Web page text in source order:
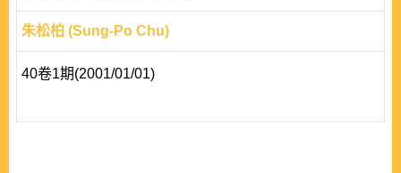
朱松柏 (Sung-Po Chu)
40卷1期(2001/01/01)